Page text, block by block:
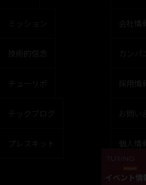
ミッション
技術的信念
チューリポ
テックブログ
プレスキット
会社情
カンパ
採用情
お問い
個人情